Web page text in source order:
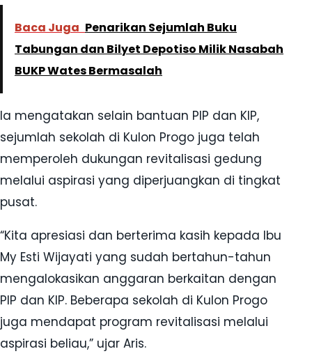
Baca Juga Penarikan Sejumlah Buku
Tabungan dan Bilyet Depotiso Milik Nasabah
BUKP Wates Bermasalah
Ia mengatakan selain bantuan PIP dan KIP,
sejumlah sekolah di Kulon Progo juga telah
memperoleh dukungan revitalisasi gedung
melalui aspirasi yang diperjuangkan di tingkat
pusat.
“Kita apresiasi dan berterima kasih kepada Ibu
My Esti Wijayati yang sudah bertahun-tahun
mengalokasikan anggaran berkaitan dengan
PIP dan KIP. Beberapa sekolah di Kulon Progo
juga mendapat program revitalisasi melalui
aspirasi beliau,” ujar Aris.